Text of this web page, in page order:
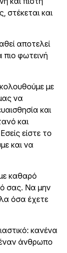
στέκεται και
αποτελεί
πιο φωτεινή
με
να
και
και
είστε το
και να
καθαρό
σας. Να μην
όσα έχετε
κανένα
έναν άνθρωπο